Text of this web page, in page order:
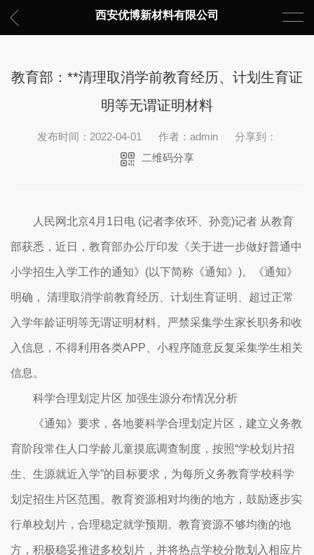
西安优博新材料有限公司
教育部：**清理取消学前教育经历、计划生育证
明等无谓证明材料
发布时间：2022-04-01 作者：admin
分享到：
二维码分享
人民网北京4月1日电 (记者李依环、孙竞)记者 从教育
部获悉，近日，教育部办公厅印发《关于进一步做好普通中
小学招生入学工作的通知》(以下简称《通知》)。《通知》
明确， 清理取消学前教育经历、计划生育证明、超过正常
入学年龄证明等无谓证明材料。严禁采集学生家长职务和收
入信息，不得利用各类APP、小程序随意反复采集学生相关
信息。
科学合理划定片区 加强生源分布情况分析
《通知》要求，各地要科学合理划定片区，建立义务教
育阶段常住人口学龄儿童摸底调查制度，按照“学校划片招
生、生源就近入学”的目标要求，为每所义务教育学校科学
划定招生片区范围。教育资源相对均衡的地方，鼓励逐步实
行单校划片，合理稳定就学预期。教育资源不够均衡的地
方，积极稳妥推进多校划片，并将热点学校分散划入相应片